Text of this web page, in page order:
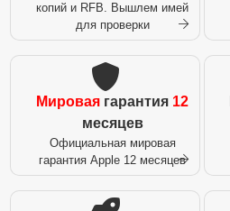
копий и RFB. Вышлем имей
для проверки
Мировая гарантия 12
месяцев
Официальная мировая
гарантия Apple 12 месяцев